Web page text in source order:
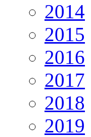
2014
2015
2016
2017
2018
2019